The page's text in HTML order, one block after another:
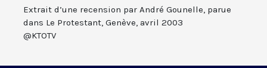
Extrait d’une recension par André Gounelle, parue
dans Le Protestant, Genève, avril 2003
@KTOTV